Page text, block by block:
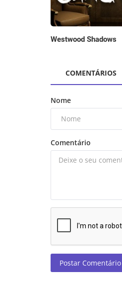
Westwood Shadows
COMENTÁRIOS
Nome
Comentário
Postar Comentário